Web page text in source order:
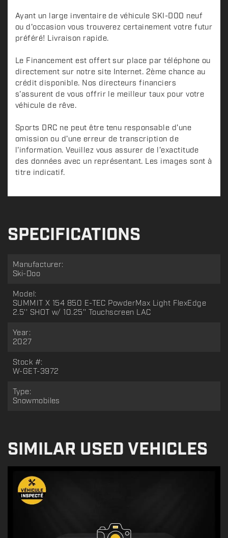
Ayant un large inventaire de véhicule SKI-DOO neuf
ou d'occasion vous trouverez certainement votre futur
préféré! Livraison rapide.
Le Financement est offert sur place par téléphone ou
directement sur notre site Internet. 2ème chance au
crédit disponible. Nos directeurs financiers
s'assurent de vous offrir le meilleur taux pour votre
véhicule de rêve.
Sports DRC ne peut être tenu responsable d'une
omission ou d'une erreur de transcription de
l'information. Veuillez vous assurer de l'exactitude
des données avec un représentant. Les images sont à
titre indicatif.
SPECIFICATIONS
Manufacturer:
Ski-Doo
Model:
SUMMIT X 154 850 E-TEC PowderMax Light FlexEdge
2.5'' SHOT w/ 10.25'' Touchscreen LAC
Year:
2027
Stock #:
W-GET-3972
Type:
Snowmobiles
SIMILAR USED VEHICLES